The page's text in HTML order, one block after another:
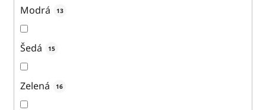
Modrá 13
Šedá 15
Zelená 16